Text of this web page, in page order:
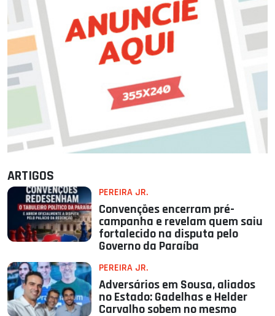
ARTIGOS
PEREIRA JR.
Convenções encerram pré-
campanha e revelam quem saiu
fortalecido na disputa pelo
Governo da Paraíba
PEREIRA JR.
Adversários em Sousa, aliados
no Estado: Gadelhas e Helder
Carvalho sobem no mesmo